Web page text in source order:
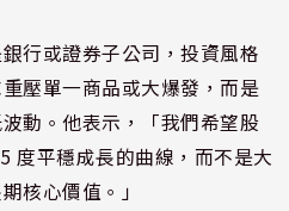
行或證券子公司，投資風格
壓單一商品或大爆發，而是
動。他表示，「我們希望股
度平穩成長的曲線，而不是大
核心價值。」